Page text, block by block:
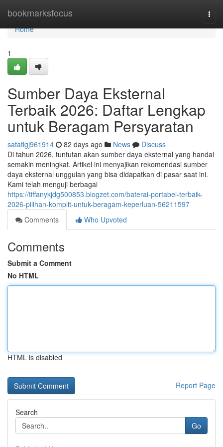
bookmarksfocus
Home
Home
1
Sumber Daya Eksternal
Terbaik 2026: Daftar Lengkap
untuk Beragam Persyaratan
safatlgj961914 82 days ago News
Discuss
Di tahun 2026, tuntutan akan sumber daya eksternal yang handal
semakin meningkat. Artikel ini menyajikan rekomendasi sumber
daya eksternal unggulan yang bisa didapatkan di pasar saat ini.
Kami telah menguji berbagai
https://tiffanykjdg500853.blogzet.com/baterai-portabel-terbaik-
2026-pilihan-komplit-untuk-beragam-keperluan-56211597
Comments
Who Upvoted
Comments
Submit a Comment
No HTML
HTML is disabled
Report Page
Search
Go